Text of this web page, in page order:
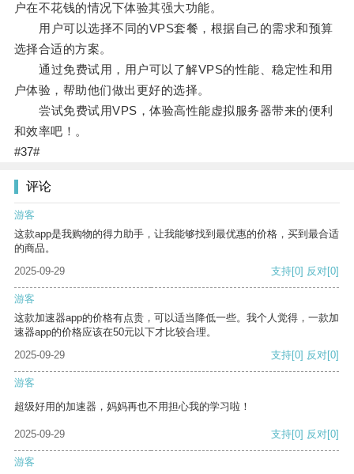
户在不花钱的情况下体验其强大功能。
用户可以选择不同的VPS套餐，根据自己的需求和预算
选择合适的方案。
通过免费试用，用户可以了解VPS的性能、稳定性和用
户体验，帮助他们做出更好的选择。
尝试免费试用VPS，体验高性能虚拟服务器带来的便利
和效率吧！。
#37#
评论
游客
这款app是我购物的得力助手，让我能够找到最优惠的价格，买到最合适
的商品。
2025-09-29
支持[0] 反对[0]
游客
这款加速器app的价格有点贵，可以适当降低一些。我个人觉得，一款加
速器app的价格应该在50元以下才比较合理。
2025-09-29
支持[0] 反对[0]
游客
超级好用的加速器，妈妈再也不用担心我的学习啦！
2025-09-29 支持[0] 反对[0]
游客